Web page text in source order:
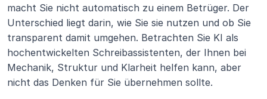
macht Sie nicht automatisch zu einem Betrüger. Der
Unterschied liegt darin, wie Sie sie nutzen und ob Sie
transparent damit umgehen. Betrachten Sie KI als
hochentwickelten Schreibassistenten, der Ihnen bei
Mechanik, Struktur und Klarheit helfen kann, aber
nicht das Denken für Sie übernehmen sollte.